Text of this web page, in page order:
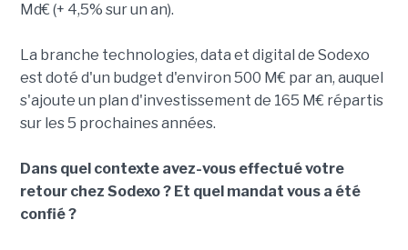
Md€ (+ 4,5% sur un an).
La branche technologies, data et digital de Sodexo
est doté d'un budget d'environ 500 M€ par an, auquel
s'ajoute un plan d'investissement de 165 M€ répartis
sur les 5 prochaines années.
Dans quel contexte avez-vous effectué votre
retour chez Sodexo ? Et quel mandat vous a été
confié ?